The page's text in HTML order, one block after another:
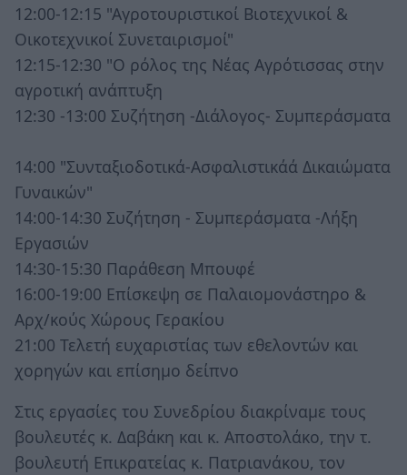
12:00-12:15 "Αγροτουριστικοί Βιοτεχνικοί &
Οικοτεχνικοί Συνεταιρισμοί"
12:15-12:30 "Ο ρόλος της Νέας Αγρότισσας στην
αγροτική ανάπτυξη
12:30 -13:00 Συζήτηση -Διάλογος- Συμπεράσματα
14:00 "Συνταξιοδοτικά-Ασφαλιστικάά Δικαιώματα
Γυναικών"
14:00-14:30 Συζήτηση - Συμπεράσματα -Λήξη
Εργασιών
14:30-15:30 Παράθεση Μπουφέ
16:00-19:00 Επίσκεψη σε Παλαιομονάστηρο &
Αρχ/κούς Χώρους Γερακίου
21:00 Τελετή ευχαριστίας των εθελοντών και
χορηγών και επίσημο δείπνο
Στις εργασίες του Συνεδρίου διακρίναμε τους
βουλευτές κ. Δαβάκη και κ. Αποστολάκο, την τ.
βουλευτή Επικρατείας κ. Πατριανάκου, τον